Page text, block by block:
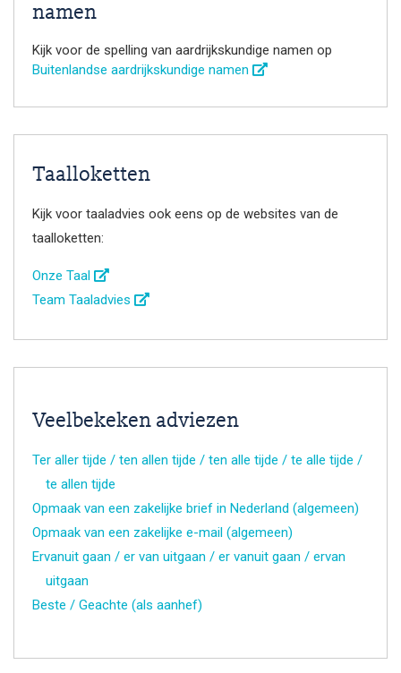
namen
Kijk voor de spelling van aardrijkskundige namen op
Buitenlandse aardrijkskundige namen
Taalloketten
Kijk voor taaladvies ook eens op de websites van de
taalloketten:
Onze Taal
Team Taaladvies
Veelbekeken adviezen
Ter aller tijde / ten allen tijde / ten alle tijde / te alle tijde /
te allen tijde
Opmaak van een zakelijke brief in Nederland (algemeen)
Opmaak van een zakelijke e-mail (algemeen)
Ervanuit gaan / er van uitgaan / er vanuit gaan / ervan
uitgaan
Beste / Geachte (als aanhef)